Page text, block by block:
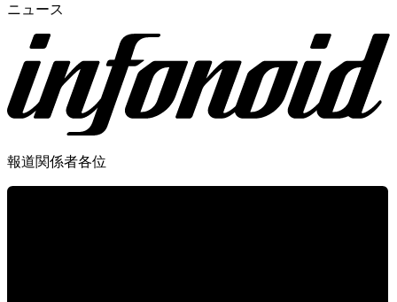
ニュース
報道関係者各位